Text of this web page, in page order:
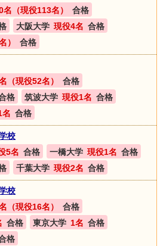
名（現役113名）
合格
大阪大学 現役4名 合格
） 合格
（現役52名）
合格
格 筑波大学 現役1名 合格
名 合格
校
5名 合格 一橋大学 現役1名 合格
千葉大学 現役2名 合格
校
（現役16名）
合格
合格 東京大学 1名 合格
格